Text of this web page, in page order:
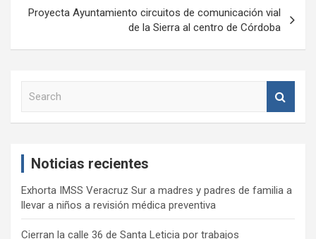
Proyecta Ayuntamiento circuitos de comunicación vial
de la Sierra al centro de Córdoba
Noticias recientes
Exhorta IMSS Veracruz Sur a madres y padres de familia a
llevar a niños a revisión médica preventiva
Cierran la calle 36 de Santa Leticia por trabajos